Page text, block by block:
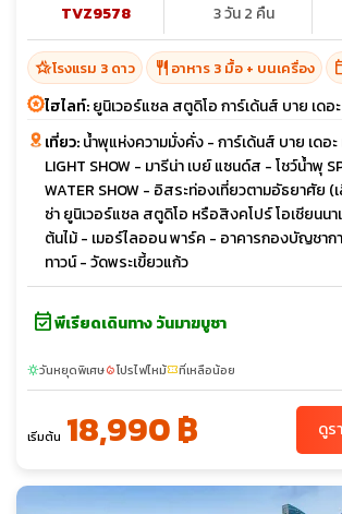
TVZ9578
3 วัน 2 คืน
hotel_classโรงแรม 3 ดาว restaurant อาหาร 3 มื้อ + บนเครื่อง
ไฮไลท์:ยูนิเวอร์แซล สตูดิโอ การ์เด้นส์ บาย เดอ
เที่ยว:น้ำพุแห่งความมั่งคั่ง - การ์เด้นส์ บาย เดอะ
LIGHT SHOW - มารีน่า เบย์ แซนด์ส - โชว์น้ำพุ
WATER SHOW - อิสระท่องเที่ยวตามอัธยาศัย (เ
ซ่า ยูนิเวอร์แซล สตูดิโอ หรือสิงคโปร์ โอเชียนน
ต้นไม้ - เมอร์ไลออน พาร์ค - อาคารกองบัญชากา
ทาวน์ - วัดพระเขี้ยวแก้ว
event_availableพีเรียดเดินทาง วันมาฆบูชา
sunnyวันหยุดพิเศษlocal_fire_departmentโปรไฟไหม้confirmation_numberที่เหลือน้อย
เริ่มต้น 18,990 ฿ ดูร